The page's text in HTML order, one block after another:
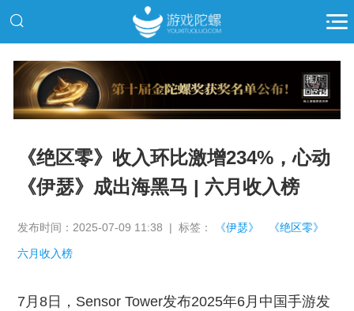
推广
《绝区零》收入环比激增234%，心动
《伊瑟》成出海黑马 | 六月收入榜
发布时间：2025-07-09 11:38 | 标签： 《伊瑟》 《绝区零》
六月收入榜
7月8日，Sensor Tower发布2025年6月中国手游发